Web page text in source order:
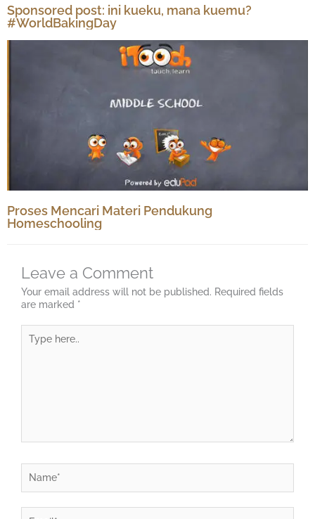
Sponsored post: ini kueku, mana kuemu?
#WorldBakingDay
Proses Mencari Materi Pendukung
Homeschooling
Leave a Comment
Your email address will not be published. Required fields
are marked *
here..